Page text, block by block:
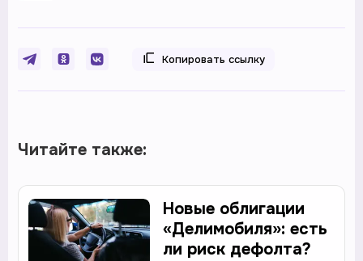
Копировать ссылку
Читайте также:
Новые облигации
«Делимобиля»: есть
ли риск дефолта?